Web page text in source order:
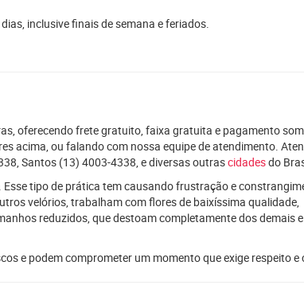
inclusive finais de semana e feriados.
oferecendo frete gratuito, faixa gratuita e pagamento
acima, ou falando com nossa equipe de atendimento.
Santos (13) 4003-4338, e diversas outrascidadesdo
tipo de prática tem causando frustração e
velórios, trabalham com flores de baixíssima qualidade,
reduzidos, que destoam completamente dos demais
e podem comprometer um momento que exige respeito e